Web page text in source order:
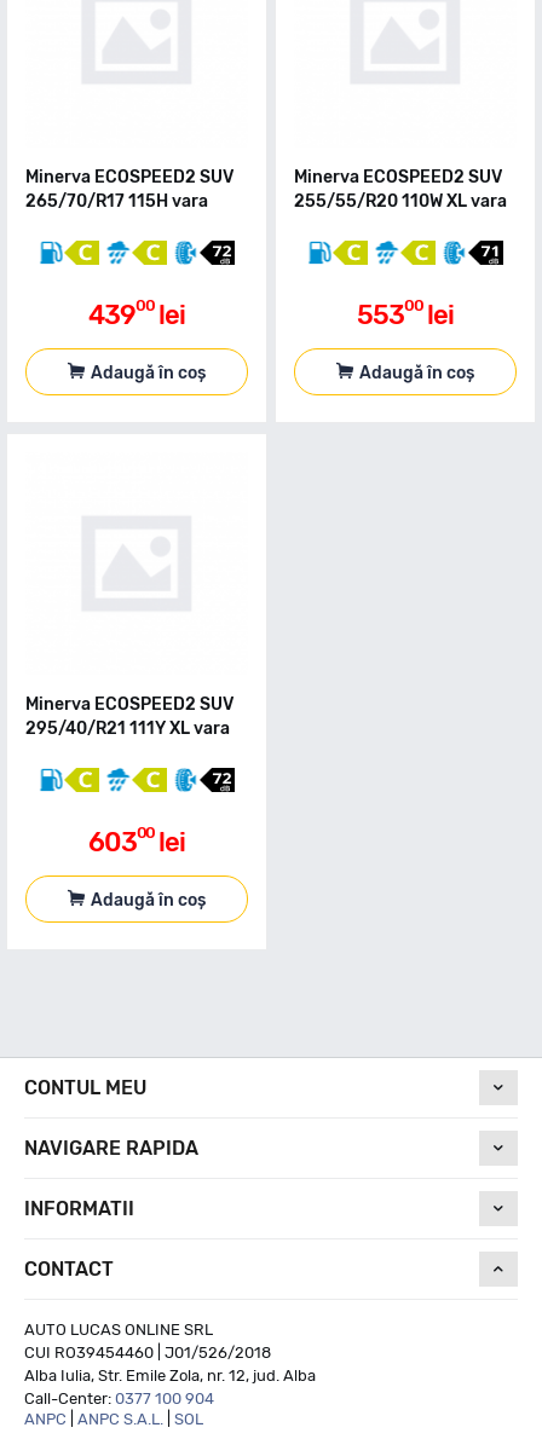
Minerva ECOSPEED2 SUV
265/70/R17 115H vara
43900 lei
Adaugă în coș
Minerva ECOSPEED2 SUV
255/55/R20 110W XL vara
55300 lei
Adaugă în coș
Minerva ECOSPEED2 SUV
295/40/R21 111Y XL vara
60300 lei
Adaugă în coș
CONTUL MEU
NAVIGARE RAPIDA
INFORMATII
CONTACT
AUTO LUCAS ONLINE SRL
CUI RO39454460 | J01/526/2018
Alba Iulia, Str. Emile Zola, nr. 12, jud. Alba
Call-Center: 0377 100 904
ANPC
ANPC S.A.L. SOL